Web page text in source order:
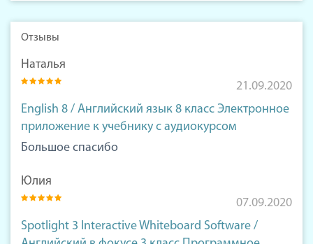
Отзывы
Наталья
21.09.2020
English 8 / Английский язык 8 класс Электронное
приложение к учебнику с аудиокурсом
Большое спасибо
Юлия
07.09.2020
Spotlight 3 Interactive Whiteboard Software /